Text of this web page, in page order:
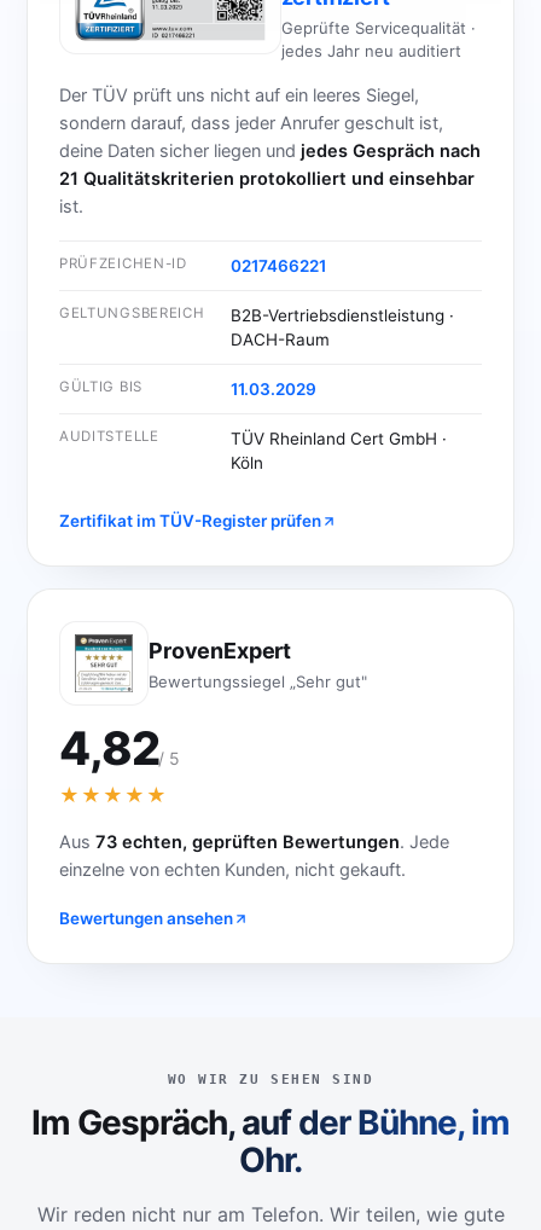
Geprüfte Servicequalität ·
jedes Jahr neu auditiert
Der TÜV prüft uns nicht auf ein leeres Siegel,
sondern darauf, dass jeder Anrufer geschult ist,
deine Daten sicher liegen und jedes Gespräch nach
21 Qualitätskriterien protokolliert und einsehbar
ist.
PRÜFZEICHEN-ID 0217466221
GELTUNGSBEREICH
B2B-Vertriebsdienstleistung ·
DACH-Raum
GÜLTIG BIS 11.03.2029
AUDITSTELLE
TÜV Rheinland Cert GmbH ·
Köln
Zertifikat im TÜV-Register prüfen
ProvenExpert
Bewertungssiegel „Sehr gut"
4,82/ 5
★★★★★
Aus 73 echten, geprüften Bewertungen. Jede
einzelne von echten Kunden, nicht gekauft.
Bewertungen ansehen
WO WIR ZU SEHEN SIND
Im Gespräch, auf der Bühne, im
Ohr.
Wir reden nicht nur am Telefon. Wir teilen, wie gute